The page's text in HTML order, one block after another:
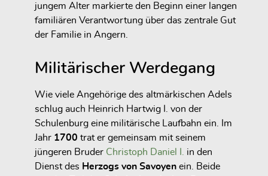
jungem Alter markierte den Beginn einer langen
familiären Verantwortung über das zentrale Gut
der Familie in Angern.
Militärischer Werdegang
Wie viele Angehörige des altmärkischen Adels
schlug auch Heinrich Hartwig I. von der
Schulenburg eine militärische Laufbahn ein. Im
Jahr 1700 trat er gemeinsam mit seinem
jüngeren Bruder Christoph Daniel I.
in den
Dienst des Herzogs von Savoyen ein. Beide